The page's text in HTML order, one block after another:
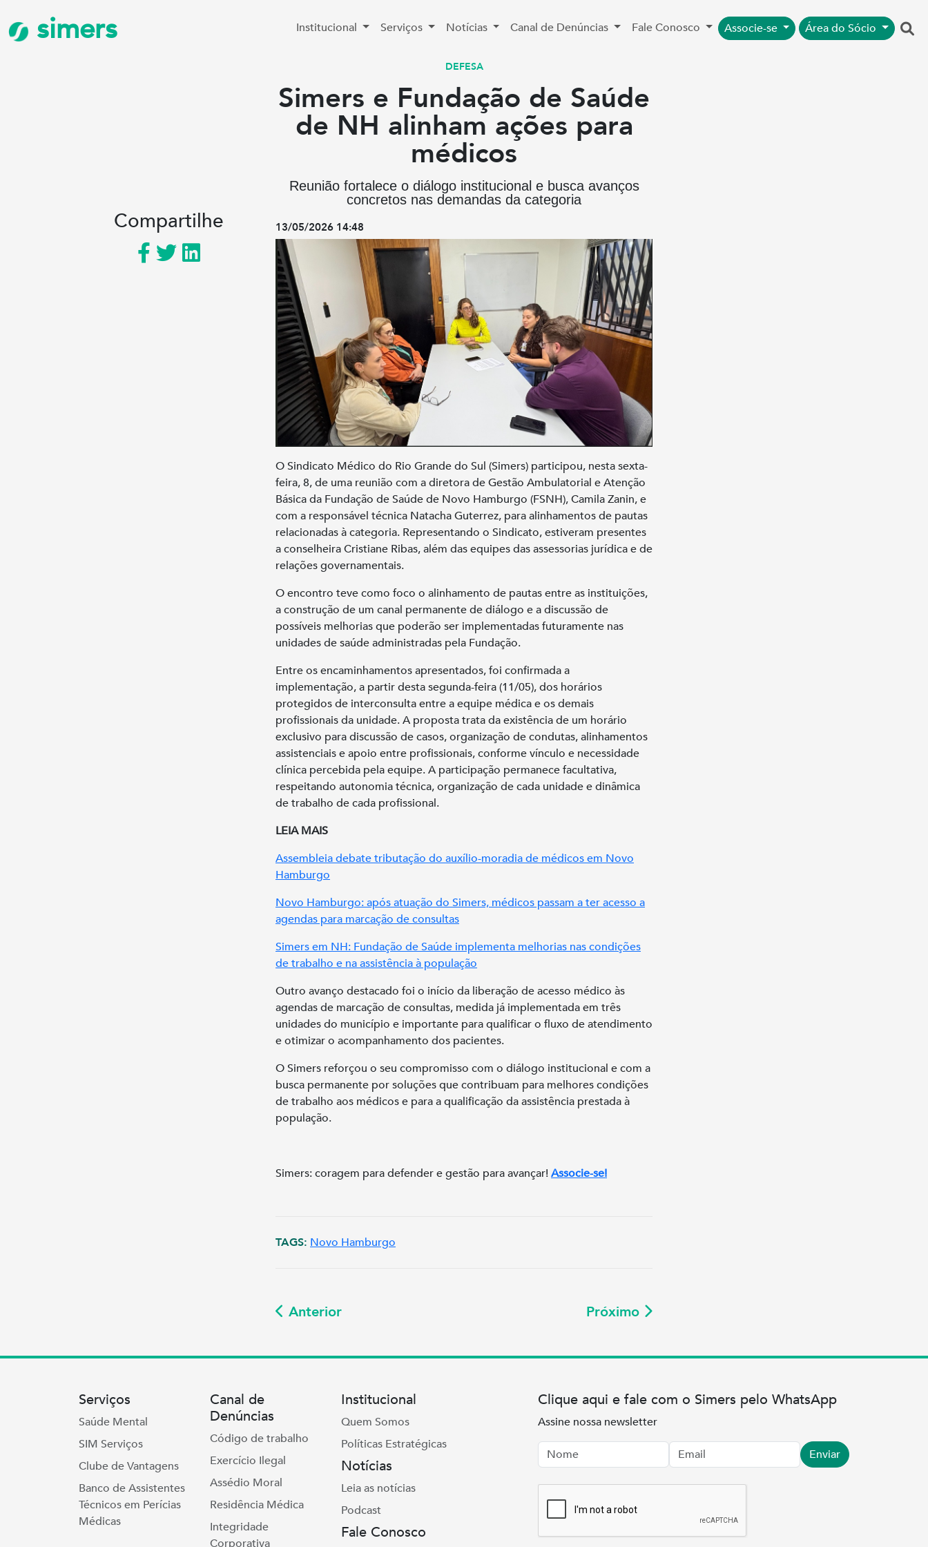
simers Institucional Serviços Notícias Canal de Denúncias Fale Conosco Associe-se Área do Sócio
DEFESA
Simers e Fundação de Saúde
de NH alinham ações para
médicos
Reunião fortalece o diálogo institucional e busca avanços
concretos nas demandas da categoria
Compartilhe 13/05/2026 14:48
O Sindicato Médico do Rio Grande do Sul (Simers) participou, nesta sexta-
feira, 8, de uma reunião com a diretora de Gestão Ambulatorial e Atenção
Básica da Fundação de Saúde de Novo Hamburgo (FSNH), Camila Zanin, e
com a responsável técnica Natacha Guterrez, para alinhamentos de pautas
relacionadas à categoria. Representando o Sindicato, estiveram presentes
a conselheira Cristiane Ribas, além das equipes das assessorias jurídica e de
relações governamentais.
O encontro teve como foco o alinhamento de pautas entre as instituições,
a construção de um canal permanente de diálogo e a discussão de
possíveis melhorias que poderão ser implementadas futuramente nas
unidades de saúde administradas pela Fundação.
Entre os encaminhamentos apresentados, foi confirmada a
implementação, a partir desta segunda-feira (11/05), dos horários
protegidos de interconsulta entre a equipe médica e os demais
profissionais da unidade. A proposta trata da existência de um horário
exclusivo para discussão de casos, organização de condutas, alinhamentos
assistenciais e apoio entre profissionais, conforme vínculo e necessidade
clínica percebida pela equipe. A participação permanece facultativa,
respeitando autonomia técnica, organização de cada unidade e dinâmica
de trabalho de cada profissional.
LEIA MAIS
Assembleia debate tributação do auxílio-moradia de médicos em Novo
Hamburgo
Novo Hamburgo: após atuação do Simers, médicos passam a ter acesso a
agendas para marcação de consultas
Simers em NH: Fundação de Saúde implementa melhorias nas condições
de trabalho e na assistência à população
Outro avanço destacado foi o início da liberação de acesso médico às
agendas de marcação de consultas, medida já implementada em três
unidades do município e importante para qualificar o fluxo de atendimento
e otimizar o acompanhamento dos pacientes.
O Simers reforçou o seu compromisso com o diálogo institucional e com a
busca permanente por soluções que contribuam para melhores condições
de trabalho aos médicos e para a qualificação da assistência prestada à
população.
Simers: coragem para defender e gestão para avançar!Associe-se!
TAGS: Novo Hamburgo
Anterior Próximo
Serviços
Saúde Mental
SIM Serviços
Clube de Vantagens
Banco de Assistentes
Técnicos em Perícias
Médicas
Canal de
Denúncias
Código de trabalho
Exercício Ilegal
Assédio Moral
Residência Médica
Integridade
Corporativa
Institucional
Quem Somos
Políticas Estratégicas
Notícias
Leia as notícias
Podcast
Fale Conosco
Clique aqui e fale com o Simers pelo WhatsApp
Assine nossa newsletter
Nome
Email Enviar